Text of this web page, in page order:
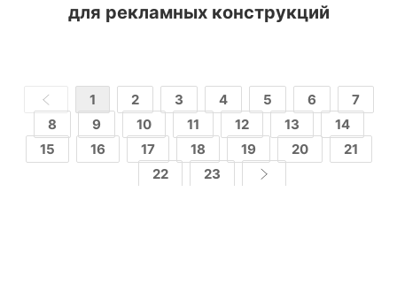
для рекламных конструкций
1 2 3 4 5 6
7
8
9 10 11 12 13
14
15
16 17 18 19 20
21
22
23